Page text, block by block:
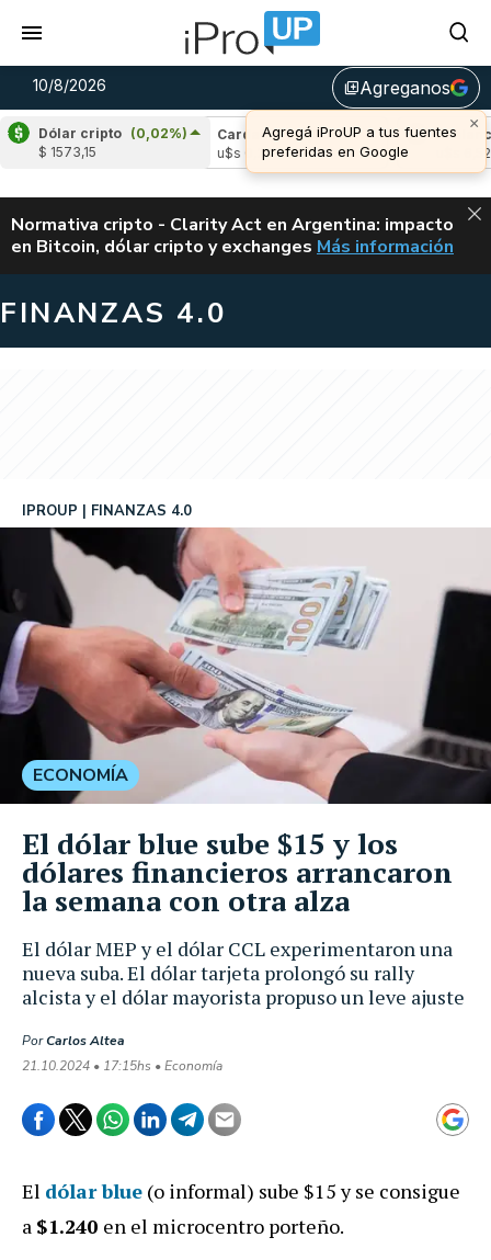
10/8/2026 library_addAgreganos
×
Agregá iProUP a tus fuentes
preferidas en Google
Dólar cripto (0,02%)
$ 1573,15
(-0,07%)
Cardano
(-0,96%)
u$s 0,20
Avalanche
ALERTA
Normativa cripto - Clarity Act en Argentina: impacto
en Bitcoin, dólar cripto y exchanges CLARITY ACT EN
Más información
FINANZAS 4.0
El dólar MEP y el dólar CCL experimentaron una
nueva suba. El dólar tarjeta prolongó su rally
alcista y el dólar mayorista propuso un leve ajuste
IPROUP FINANZAS 4.0
PorCarlos Altea
21.10.2024 • 17:15hs • Economía
ECONOMÍA
El dólar blue sube $15 y los
dólares financieros arrancaron
la semana con otra alza
El dólar blue (o informal) sube $15 y se consigue
a $1.240 en el microcentro porteño.